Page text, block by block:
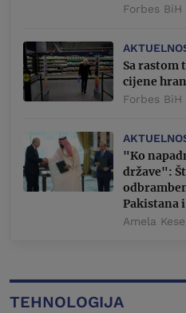
Forbes BiH
Sa rastom
cijene
Forbes BiH
"Ko
države":
Pakistana
Amela
TEHNOLOGIJA